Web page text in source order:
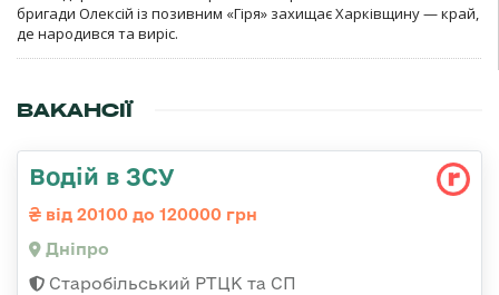
бригади Олексій із позивним «Гіря» захищає Харківщину — край,
де народився та виріс.
ВАКАНСІЇ
Водій в ЗСУ
від 20100 до 120000 грн
Дніпро
Старобільський РТЦК та СП